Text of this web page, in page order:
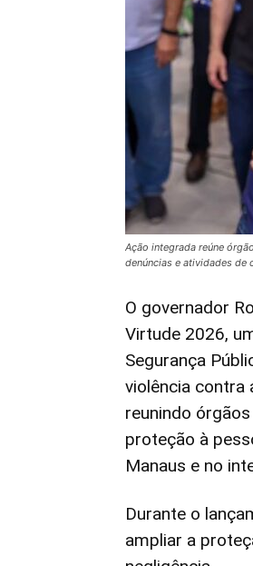
Ação integrada reúne
denúncias e atividades de
O governador
Virtude 2026,
Segurança
violência contra
reunindo
proteção à
Manaus e no
Durante o
ampliar a